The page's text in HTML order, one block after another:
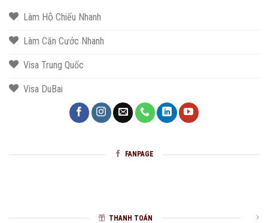
Làm Hộ Chiếu Nhanh
Làm Căn Cước Nhanh
Visa Trung Quốc
Visa DuBai
FANPAGE
THANH TOÁN